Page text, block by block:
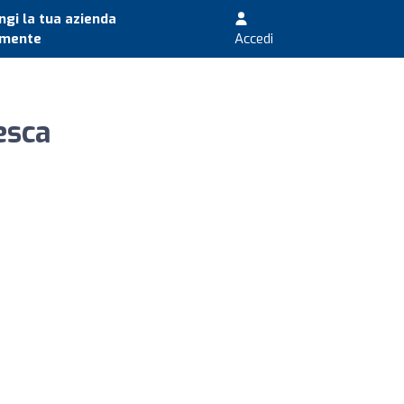
la tua azienda
Accedi